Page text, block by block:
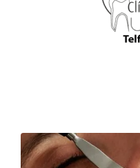
TRATAMIENTOS